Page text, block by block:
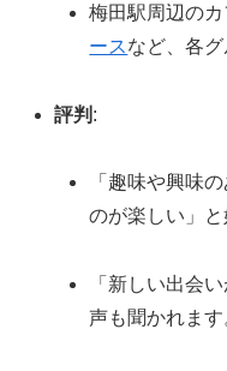
梅田駅周辺のカ
ースなど、各グ
評判 :
「趣味や興味
のが楽しい」と
「新しい出会
声も聞かれます